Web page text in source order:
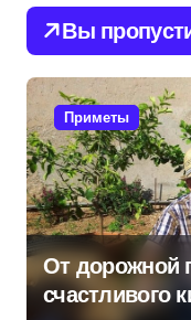
Вы
Приметы
От дорожной
счастливого